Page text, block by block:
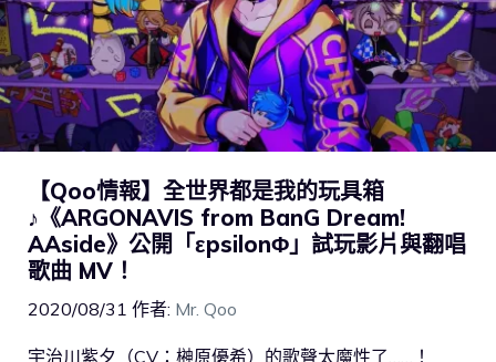
【Qoo情報】全世界都是我的玩具箱
♪《ARGONAVIS from BanG Dream!
AAside》公開「εpsilonΦ」試玩影片與翻唱
歌曲 MV！
2020/08/31 作者: Mr. Qoo
宇治川紫夕（CV：榊原優希）的歌聲太魔性了……！